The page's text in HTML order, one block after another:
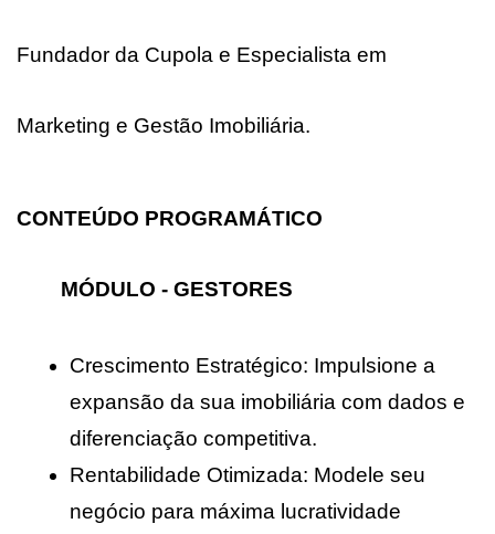
Fundador da Cupola e Especialista em
Marketing e Gestão Imobiliária.
CONTEÚDO PROGRAMÁTICO
MÓDULO - GESTORES
Crescimento Estratégico: Impulsione a
expansão da sua imobiliária com dados e
diferenciação competitiva.
Rentabilidade Otimizada: Modele seu
negócio para máxima lucratividade